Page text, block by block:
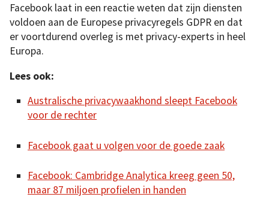
Facebook laat in een reactie weten dat zijn diensten
voldoen aan de Europese privacyregels GDPR en dat
er voortdurend overleg is met privacy-experts in heel
Europa.
Lees ook:
Australische privacywaakhond sleept Facebook
voor de rechter
Facebook gaat u volgen voor de goede zaak
Facebook: Cambridge Analytica kreeg geen 50,
maar 87 miljoen profielen in handen